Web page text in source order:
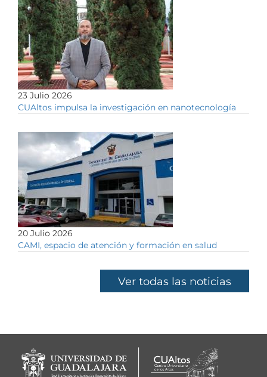
23 Julio 2026
CUAltos impulsa la investigación en nanotecnología
20 Julio 2026
CAMI, espacio de atención y formación en salud
Ver todas las noticias